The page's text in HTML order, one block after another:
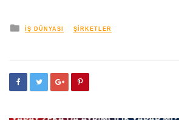
yayınlanan
İŞ DÜNYASI ŞIRKETLER